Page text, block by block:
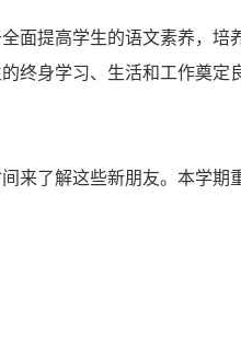
面提高学生的语文素养，培
终身学习、生活和工作奠定
来了解这些新朋友。本学期